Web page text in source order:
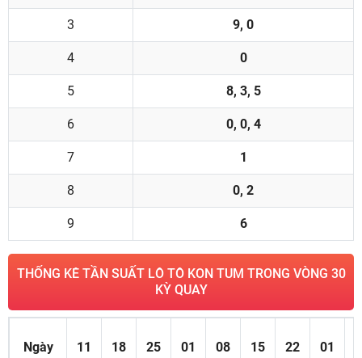
3 9, 0
4 0
5 8, 3, 5
6 0, 0, 4
7 1
8 0, 2
9 6
THỐNG KÊ TẦN SUẤT LÔ TÔ KON TUM TRONG VÒNG 30
KỲ QUAY
Ngày
11
18
25
01
08
15
22
01